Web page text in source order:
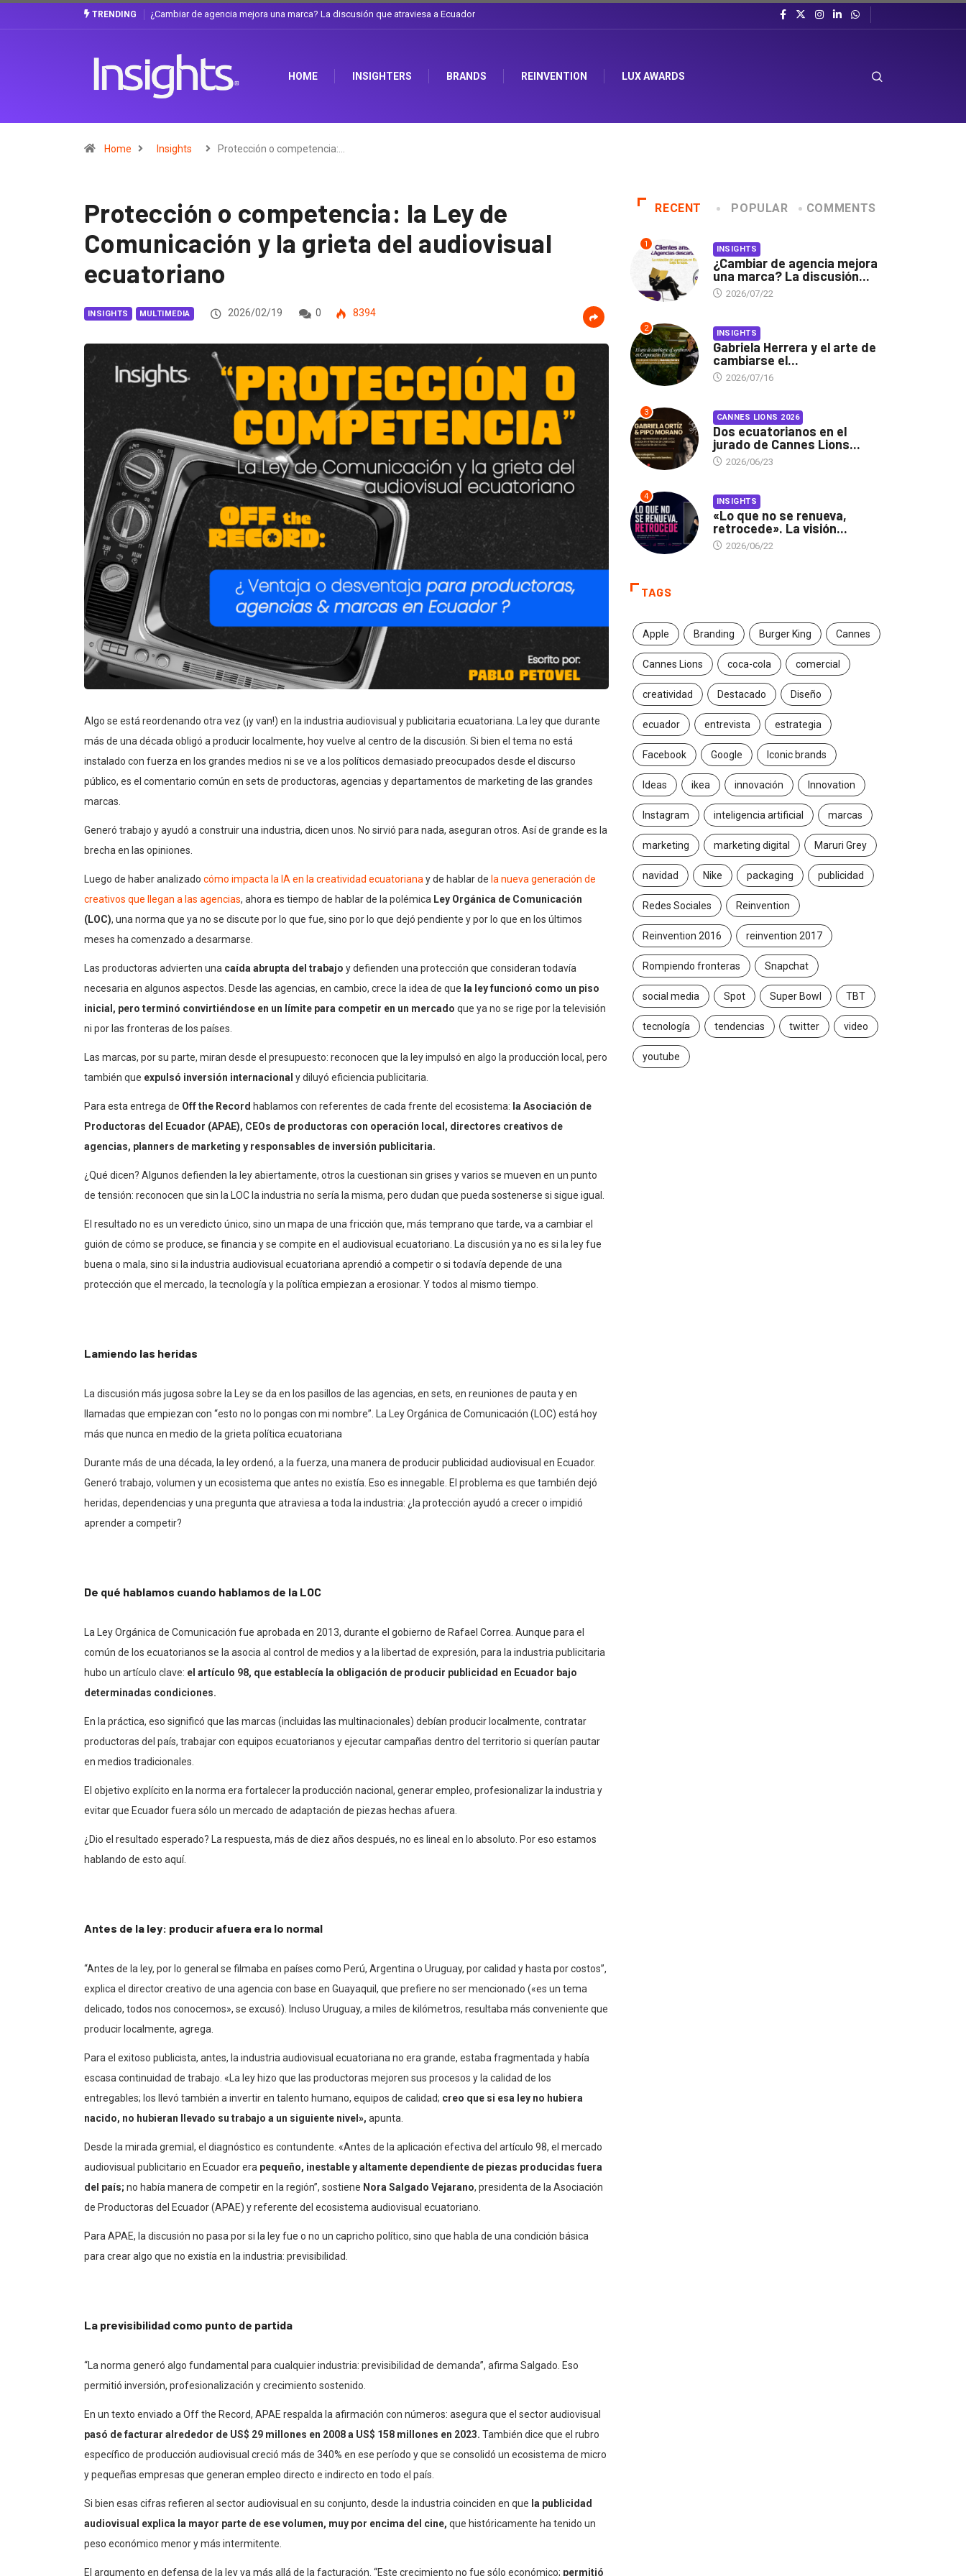
TRENDING Gabriela Herrera y el arte de cambiarse el sombrero en Corporación Favorita
HOME INSIGHTERS BRANDS REINVENTION LUX AWARDS
Home Insights Protección o competencia:…
Protección o competencia: la Ley de
Comunicación y la grieta del audiovisual
ecuatoriano
INSIGHTS MULTIMEDIA 2026/02/19 0 8394
Algo se está reordenando otra vez (¡y van!) en la industria audiovisual y publicitaria ecuatoriana. La ley que durante
más de una década obligó a producir localmente, hoy vuelve al centro de la discusión. Si bien el tema no está
instalado con fuerza en los grandes medios ni se ve a los políticos demasiado preocupados desde el discurso
público, es el comentario común en sets de productoras, agencias y departamentos de marketing de las grandes
marcas.
Generó trabajo y ayudó a construir una industria, dicen unos. No sirvió para nada, aseguran otros. Así de grande es la
brecha en las opiniones.
Luego de haber analizado cómo impacta la IA en la creatividad ecuatorianay de hablar de la nueva generación de
creativos que llegan a las agencias, ahora es tiempo de hablar de la polémica Ley Orgánica de Comunicación
(LOC), una norma que ya no se discute por lo que fue, sino por lo que dejó pendiente y por lo que en los últimos
meses ha comenzado a desarmarse.
Las productoras advierten una caída abrupta del trabajo y defienden una protección que consideran todavía
necesaria en algunos aspectos. Desde las agencias, en cambio, crece la idea de que la ley funcionó como un piso
inicial, pero terminó convirtiéndose en un límite para competir en un mercado que ya no se rige por la televisión
ni por las fronteras de los países.
Las marcas, por su parte, miran desde el presupuesto: reconocen que la ley impulsó en algo la producción local, pero
también que expulsó inversión internacional y diluyó eficiencia publicitaria.
Para esta entrega de Off the Record hablamos con referentes de cada frente del ecosistema: la Asociación de
Productoras del Ecuador (APAE), CEOs de productoras con operación local, directores creativos de
agencias, planners de marketing y responsables de inversión publicitaria.
¿Qué dicen? Algunos defienden la ley abiertamente, otros la cuestionan sin grises y varios se mueven en un punto
de tensión: reconocen que sin la LOC la industria no sería la misma, pero dudan que pueda sostenerse si sigue igual.
El resultado no es un veredicto único, sino un mapa de una fricción que, más temprano que tarde, va a cambiar el
guión de cómo se produce, se financia y se compite en el audiovisual ecuatoriano. La discusión ya no es si la ley fue
buena o mala, sino si la industria audiovisual ecuatoriana aprendió a competir o si todavía depende de una
protección que el mercado, la tecnología y la política empiezan a erosionar. Y todos al mismo tiempo.
Lamiendo las heridas
La discusión más jugosa sobre la Ley se da en los pasillos de las agencias, en sets, en reuniones de pauta y en
llamadas que empiezan con “esto no lo pongas con mi nombre”. La Ley Orgánica de Comunicación (LOC) está hoy
más que nunca en medio de la grieta política ecuatoriana
Durante más de una década, la ley ordenó, a la fuerza, una manera de producir publicidad audiovisual en Ecuador.
Generó trabajo, volumen y un ecosistema que antes no existía. Eso es innegable. El problema es que también dejó
heridas, dependencias y una pregunta que atraviesa a toda la industria: ¿la protección ayudó a crecer o impidió
aprender a competir?
De qué hablamos cuando hablamos de la LOC
La Ley Orgánica de Comunicación fue aprobada en 2013, durante el gobierno de Rafael Correa. Aunque para el
común de los ecuatorianos se la asocia al control de medios y a la libertad de expresión, para la industria publicitaria
hubo un artículo clave: el artículo 98, que establecía la obligación de producir publicidad en Ecuador bajo
determinadas condiciones.
En la práctica, eso significó que las marcas (incluidas las multinacionales) debían producir localmente, contratar
productoras del país, trabajar con equipos ecuatorianos y ejecutar campañas dentro del territorio si querían pautar
en medios tradicionales.
El objetivo explícito en la norma era fortalecer la producción nacional, generar empleo, profesionalizar la industria y
evitar que Ecuador fuera sólo un mercado de adaptación de piezas hechas afuera.
¿Dio el resultado esperado? La respuesta, más de diez años después, no es lineal en lo absoluto. Por eso estamos
hablando de esto aquí.
Antes de la ley: producir afuera era lo normal
“Antes de la ley, por lo general se filmaba en países como Perú, Argentina o Uruguay, por calidad y hasta por costos”,
explica el director creativo de una agencia con base en Guayaquil, que prefiere no ser mencionado («es un tema
delicado, todos nos conocemos», se excusó). Incluso Uruguay, a miles de kilómetros, resultaba más conveniente que
producir localmente, agrega.
Para el exitoso publicista, antes, la industria audiovisual ecuatoriana no era grande, estaba fragmentada y había
escasa continuidad de trabajo. «La ley hizo que las productoras mejoren sus procesos y la calidad de los
entregables; los llevó también a invertir en talento humano, equipos de calidad; creo que si esa ley no hubiera
nacido, no hubieran llevado su trabajo a un siguiente nivel», apunta.
Desde la mirada gremial, el diagnóstico es contundente. «Antes de la aplicación efectiva del artículo 98, el mercado
audiovisual publicitario en Ecuador era pequeño, inestable y altamente dependiente de piezas producidas fuera
del país; no había manera de competir en la región”, sostiene Nora Salgado Vejarano, presidenta de la Asociación
de Productoras del Ecuador (APAE) y referente del ecosistema audiovisual ecuatoriano.
Para APAE, la discusión no pasa por si la ley fue o no un capricho político, sino que habla de una condición básica
para crear algo que no existía en la industria: previsibilidad.
La previsibilidad como punto de partida
“La norma generó algo fundamental para cualquier industria: previsibilidad de demanda”, afirma Salgado. Eso
permitió inversión, profesionalización y crecimiento sostenido.
En un texto enviado a Off the Record, APAE respalda la afirmación con números: asegura que el sector audiovisual
pasó de facturar alrededor de US$ 29 millones en 2008 a US$ 158 millones en 2023. También dice que el rubro
específico de producción audiovisual creció más de 340% en ese período y que se consolidó un ecosistema de micro
y pequeñas empresas que generan empleo directo e indirecto en todo el país.
Si bien esas cifras refieren al sector audiovisual en su conjunto, desde la industria coinciden en que la publicidad
audiovisual explica la mayor parte de ese volumen, muy por encima del cine, que históricamente ha tenido un
peso económico menor y más intermitente.
El argumento en defensa de la ley va más allá de la facturación. “Este crecimiento no fue sólo económico; permitió
RECENT POPULAR COMMENTS
1 INSIGHTS
¿Cambiar de agencia mejora
una marca? La discusión...
2026/07/22
2 INSIGHTS
Gabriela Herrera y el arte de
cambiarse el...
2026/07/16
3 CANNES LIONS 2026
Dos ecuatorianos en el
jurado de Cannes Lions...
2026/06/23
4 INSIGHTS
«Lo que no se renueva,
retrocede». La visión...
2026/06/22
TAGS
Apple Branding Burger King Cannes
Cannes Lions coca-cola comercial
creatividad Destacado Diseño
ecuador entrevista estrategia
Facebook Google Iconic brands
Ideas ikea innovación Innovation
Instagram inteligencia artificial marcas
marketing marketing digital Maruri Grey
navidad Nike packaging publicidad
Redes Sociales Reinvention
Reinvention 2016 reinvention 2017
Rompiendo fronteras Snapchat
social media Spot Super Bowl TBT
tecnología tendencias twitter video
youtube